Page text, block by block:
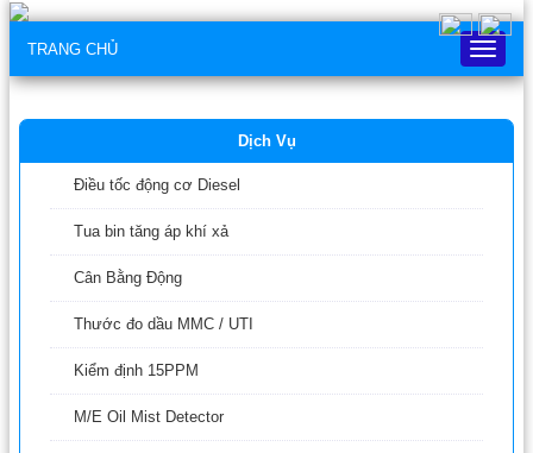
TRANG CHỦ
Trang
chủ
Dịch Vụ
Điều tốc động cơ Diesel
Tua bin tăng áp khí xả
Cân Bằng Động
Thước đo dầu MMC / UTI
Kiểm định 15PPM
M/E Oil Mist Detector